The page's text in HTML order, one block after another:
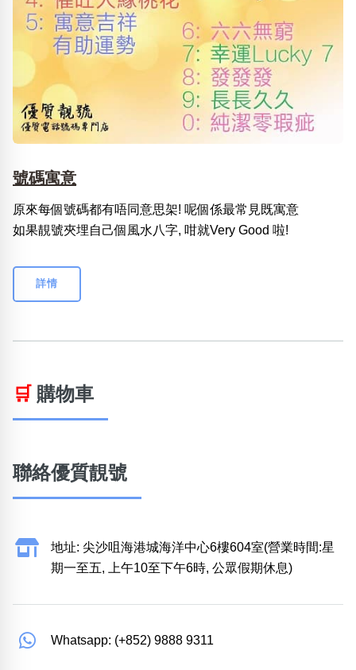
號碼寓意
原來每個號碼都有唔同意思架! 呢個係最常見既寓意
如果靚號夾埋自己個風水八字, 咁就Very Good 啦!
詳情
🛒 購物車
聯絡優質靚號
地址: 尖沙咀海港城海洋中心6樓604室(營業時間:星
期一至五, 上午10至下午6時, 公眾假期休息)
Whatsapp: (+852) 9888 9311